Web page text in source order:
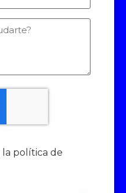
la política de